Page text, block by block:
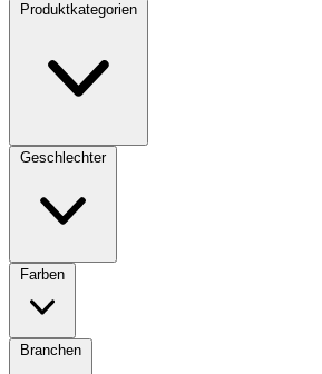
Produktkategorien
Geschlechter
Farben
Branchen